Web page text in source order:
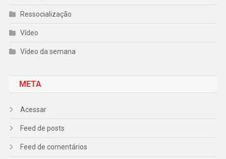
Ressocialização
Vídeo
Vídeo da semana
META
Acessar
Feed de posts
Feed de comentários